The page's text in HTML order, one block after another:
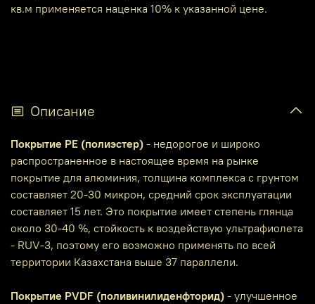
кв.м применяется наценка 10% к указанной цене.
Описание
Покрытие PE (полиэстер) - недорогое и широко
распространенное в настоящее время на рынке
покрытие для алюминия, толщина комплекса с грунтом
составляет 20-30 микрон, средний срок эксплуатации
составляет 15 лет. Это покрытие имеет степень глянца
около 30-40 %, стойкость к воздействую ультрафиолета
- RUV-3, поэтому его возможно применять по всей
территории Казахстана выше 37 параллели.
Покрытие PVDF (поливинилиденфторид) - улучшенное